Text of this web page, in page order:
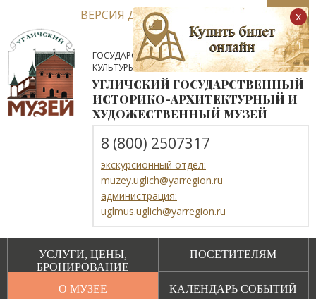
ВЕРСИЯ ДЛЯ СЛАБОВИДЯЩИХ
ГОСУДАРСТВЕННОЕ АВТОНОМНОЕ УЧРЕЖДЕНИЕ
КУЛЬТУРЫ ЯРОСЛАВСКОЙ ОБЛАСТИ
УГЛИЧСКИЙ ГОСУДАРСТВЕННЫЙ
ИСТОРИКО-АРХИТЕКТУРНЫЙ И
ХУДОЖЕСТВЕННЫЙ МУЗЕЙ
8 (800) 2507317
экскурсионный отдел:
muzey.uglich@yarregion.ru
администрация:
uglmus.uglich@yarregion.ru
УСЛУГИ, ЦЕНЫ,
БРОНИРОВАНИЕ
ПОСЕТИТЕЛЯМ
О МУЗЕЕ КАЛЕНДАРЬ СОБЫТИЙ
x